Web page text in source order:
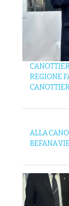
REGIONE
ALLA
BEFANA